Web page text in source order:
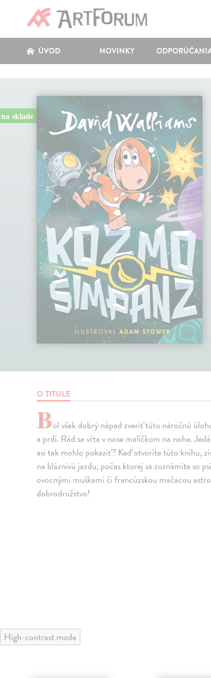
ÚVOD NOVINKY
na sklade
O TITULE
Bol však dobrý nápad zveriť túto náročnú
a prdí. Rád sa vŕta v nose malíčkom na nohe.
asi tak mohlo pokaziť? Keď otvoríte túto knihu,
na bláznivú jazdu, počas ktorej sa zoznámite so
ovocnými muškami či francúzskou mačacou
dobrodružstvo!
High-contrast mode